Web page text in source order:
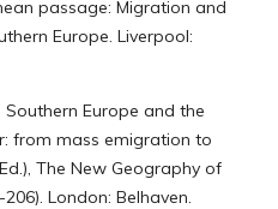
passage: Migration and
Europe. Liverpool:
Southern Europe and the
from mass emigration to
The New Geography of
London: Belhaven.